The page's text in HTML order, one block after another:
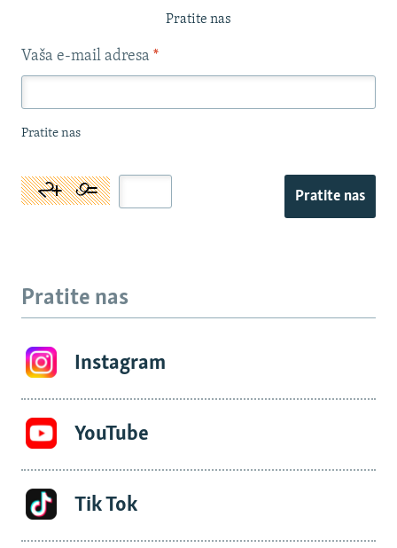
Pratite nas
Vaša e-mail adresa *
Pratite nas
Pratite nas
Pratite nas
Instagram
YouTube
Tik Tok